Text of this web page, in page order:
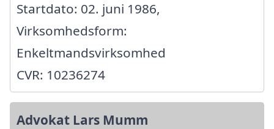
Startdato: 02. juni 1986,
Virksomhedsform:
Enkeltmandsvirksomhed
CVR: 10236274
Advokat Lars Mumm